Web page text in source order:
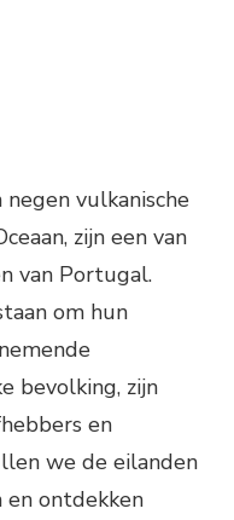
negen vulkanische
zijn een van
van Portugal.
om hun
bevolking, zijn
en
we de eilanden
en ontdekken